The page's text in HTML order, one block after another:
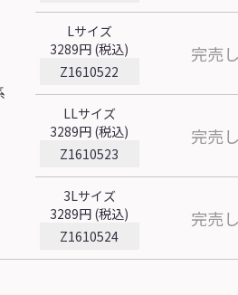
Lサイズ
3289円 (税込)
Z1610522
完売
LLサイズ
3289円 (税込)
Z1610523
完売
3Lサイズ
3289円 (税込)
Z1610524
完売